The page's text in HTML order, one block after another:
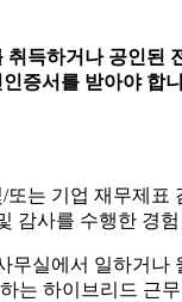
취득하거나 공인된
증서를 받아야 합
또는 기업 재무제표
감사를 수행한 경험
무실에서 일하거나
는 하이브리드 근무